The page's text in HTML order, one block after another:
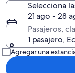
Selecciona
21 ago - 28
Pasajeros,
1 pasajero,
Agregar una